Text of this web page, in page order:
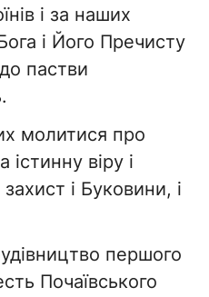
і за наших
і Його Пречисту
пастви
молитися про
віру і
і Буковини, і
першого
Почаївського